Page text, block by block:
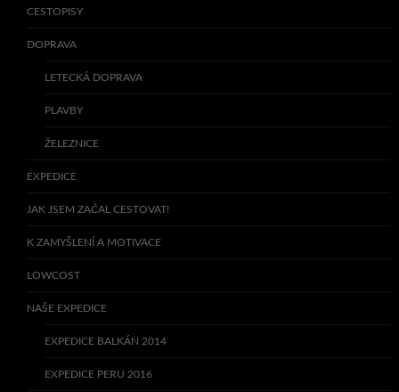
CESTOPISY
DOPRAVA
LETECKÁ DOPRAVA
PLAVBY
ŽELEZNICE
EXPEDICE
JAK JSEM ZAČAL CESTOVAT!
K ZAMYŠLENÍ A MOTIVACE
LOWCOST
NAŠE EXPEDICE
EXPEDICE BALKÁN 2014
EXPEDICE PERU 2016